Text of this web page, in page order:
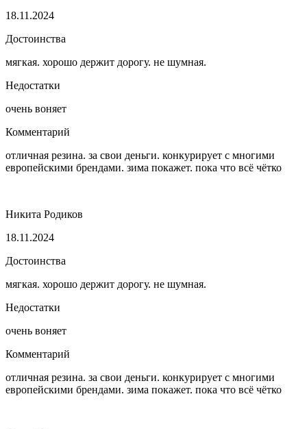
18.11.2024
Достоинства
мягкая. хорошо держит дорогу. не шумная.
Недостатки
очень воняет
Комментарий
отличная резина. за свои деньги. конкурирует с многими
европейскими брендами. зима покажет. пока что всё чётко
Никита Родиков
18.11.2024
Достоинства
мягкая. хорошо держит дорогу. не шумная.
Недостатки
очень воняет
Комментарий
отличная резина. за свои деньги. конкурирует с многими
европейскими брендами. зима покажет. пока что всё чётко